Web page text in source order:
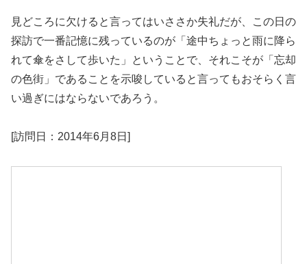
見どころに欠けると言ってはいささか失礼だが、この日の
探訪で一番記憶に残っているのが「途中ちょっと雨に降ら
れて傘をさして歩いた」ということで、それこそが「忘却
の色街」であることを示唆していると言ってもおそらく言
い過ぎにはならないであろう。
[訪問日：2014年6月8日]